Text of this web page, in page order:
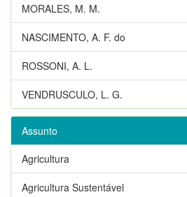
MORALES, M. M.
NASCIMENTO, A. F. do
ROSSONI, A. L.
VENDRUSCULO, L. G.
Assunto
Agricultura
Agricultura Sustentável